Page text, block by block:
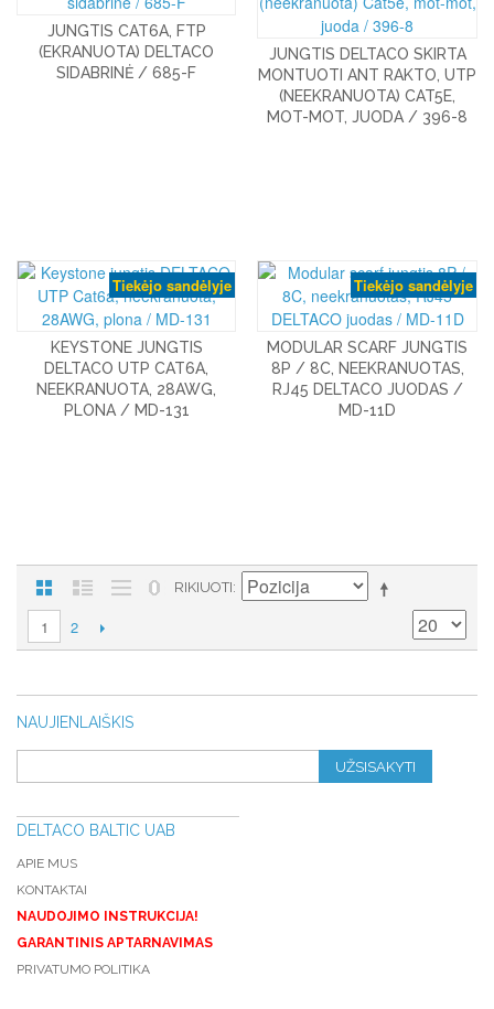
JUNGTIS CAT6A, FTP
(EKRANUOTA) DELTACO
SIDABRINĖ / 685-F
JUNGTIS DELTACO SKIRTA
MONTUOTI ANT RAKTO, UTP
(NEEKRANUOTA) CAT5E,
MOT-MOT, JUODA / 396-8
Tiekėjo sandėlyje
KEYSTONE JUNGTIS
DELTACO UTP CAT6A,
NEEKRANUOTA, 28AWG,
PLONA / MD-131
Tiekėjo sandėlyje
MODULAR SCARF JUNGTIS
8P / 8C, NEEKRANUOTAS,
RJ45 DELTACO JUODAS /
MD-11D
RIKIUOTI
1 2
NAUJIENLAIŠKIS
UŽSISAKYTI
DELTACO BALTIC UAB
APIE MUS
KONTAKTAI
NAUDOJIMO INSTRUKCIJA!
GARANTINIS APTARNAVIMAS
PRIVATUMO POLITIKA